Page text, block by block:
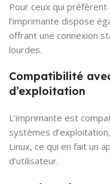
Pour ceux qui préfèrent
l’imprimante dispose
offrant une connexion
lourdes.
Compatibilité
d’exploitation
L’imprimante est
systèmes
Linux, ce qui en fait un
d’utilisateur.